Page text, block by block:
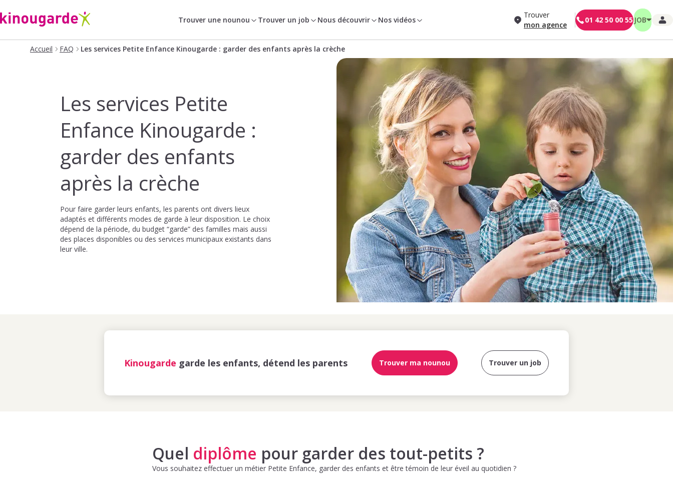
Trouver une nounou Trouver un job Nous découvrir Nos vidéos
Trouver
mon agence
01 42 50 00 55 JOB
Accueil FAQ Les services Petite Enfance Kinougarde : garder des enfants après la crèche
Les services Petite
Enfance Kinougarde :
garder des enfants
après la crèche
Pour faire garder leurs enfants, les parents ont divers lieux
adaptés et différents modes de garde à leur disposition. Le choix
dépend de la période, du budget “garde” des familles mais aussi
des places disponibles ou des services municipaux existants dans
leur ville.
Kinougarde garde les enfants, détend les parents Trouver ma nounou Trouver un job
Quel diplôme pour garder des tout-petits ?
Vous souhaitez effectuer un métier Petite Enfance, garder des enfants et être témoin de leur éveil au quotidien ?